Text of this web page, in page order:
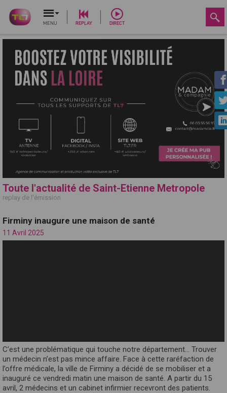
MENU REPLAY DIRECT
Toute l'actualité de Saint-Etienne Metropole
replay de l'émission
Firminy inaugure une maison de santé
11 Avril 2025
C’est une problématique qui touche notre département… Trouver
un médecin n’est pas mince affaire. Face à cette raréfaction de
l’offre médicale, la ville de Firminy a décidé de se mobiliser et a
inauguré ce vendredi matin une maison de santé. A partir du 15
avril, 2 médecins et un cabinet infirmier recevront des patients.